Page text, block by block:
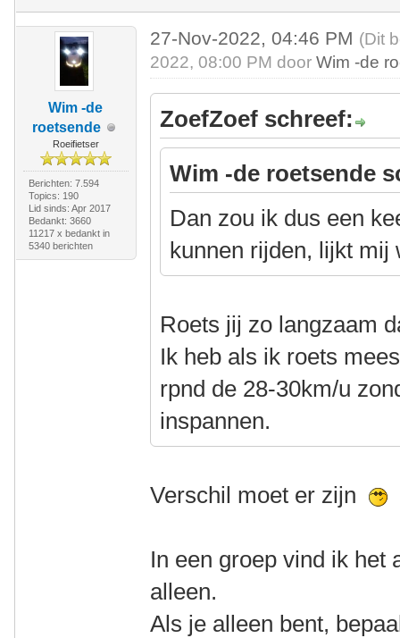
Wim -de
roetsende
Roeifietser
Berichten: 7.594
Topics: 190
Lid sinds: Apr 2017
Bedankt: 3660
11217 x bedankt in
5340 berichten
27-Nov-2022, 04:46 PM (Dit
2022, 08:00 PM doorWim -de
ZoefZoef schreef:
Wim -de roetsende
Dan zou ik dus een
kunnen rijden, lijkt mij
Roets jij zo langzaam
Ik heb als ik roets
rpnd de 28-30km/u
inspannen.
Verschil moet er zijn
In een groep vind ik het
alleen.
Als je alleen bent,